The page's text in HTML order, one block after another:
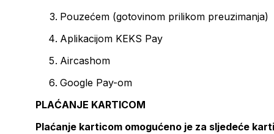
Pouzećem (gotovinom prilikom preuzimanja)
Aplikacijom KEKS Pay
Aircashom
Google Pay-om
PLAĆANJE KARTICOM
Plaćanje karticom omogućeno je za sljedeće